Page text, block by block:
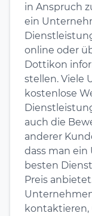
in Anspruch
ein
online oder
Dottikon
stellen. Viele
kostenlose
auch die
anderer
dass man
besten
Preis